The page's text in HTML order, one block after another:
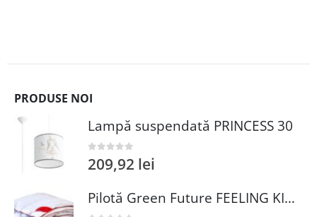
PRODUSE NOI
Lampă suspendată PRINCESS 30
0 out of 5
209,92 lei
Pilotă Green Future FEELING KIDS 100x135 cm 100% puf gâscă pentru somn sănătos copii